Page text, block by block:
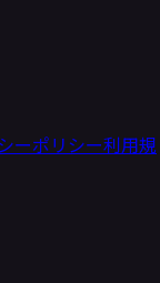
ーポリシー利用規